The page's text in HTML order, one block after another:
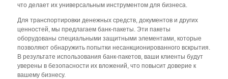
что делает их универсальным инструментом для бизнеса.
Для транспортировки денежных средств, документов и других
ценностей, мы предлагаем банк-пакеты. Эти пакеты
оборудованы специальными защитными элементами, которые
позволяют обнаружить попытки несанкционированного вскрытия.
В результате использования банк-пакетов, ваши клиенты будут
уверены в безопасности их вложений, что повысит доверие к
вашему бизнесу.